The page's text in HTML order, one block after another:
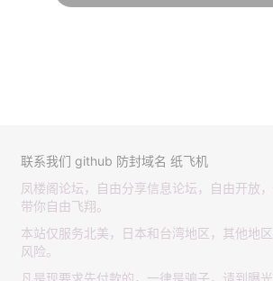
联系我们 github 防封域名 纸飞机
凤楼阁论坛，自由分享信息论坛，自由开放
带你自由飞翔。
本站仅服务北美，日本和台湾地区，其他地
风险。
凡是现要求先付款的，一律是骗子，请到曝光